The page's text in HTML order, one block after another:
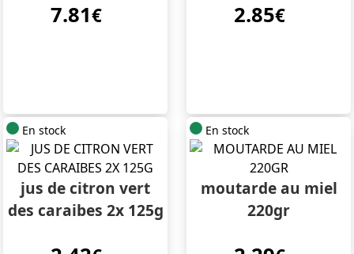
7.81€ 2.85€
En stock
jus de citron vert
des caraibes 2x 125g
En stock
moutarde au miel
220gr